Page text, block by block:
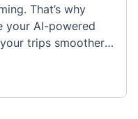
That’s why
your AI-powered
trips smoother,
What Makes the
standard travel